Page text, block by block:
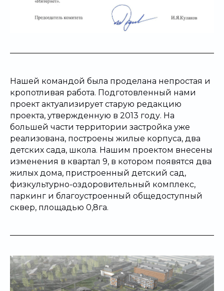
Нашей командой была проделана непростая и
кропотливая работа. Подготовленный нами
проект актуализирует старую редакцию
проекта, утвержденную в 2013 году. На
большей части территории застройка уже
реализована, построены жилые корпуса, два
детских сада, школа. Нашим проектом внесены
изменения в квартал 9, в котором появятся два
жилых дома, пристроенный детский сад,
физкультурно-оздоровительный комплекс,
паркинг и благоустроенный общедоступный
сквер, площадью 0,8га.